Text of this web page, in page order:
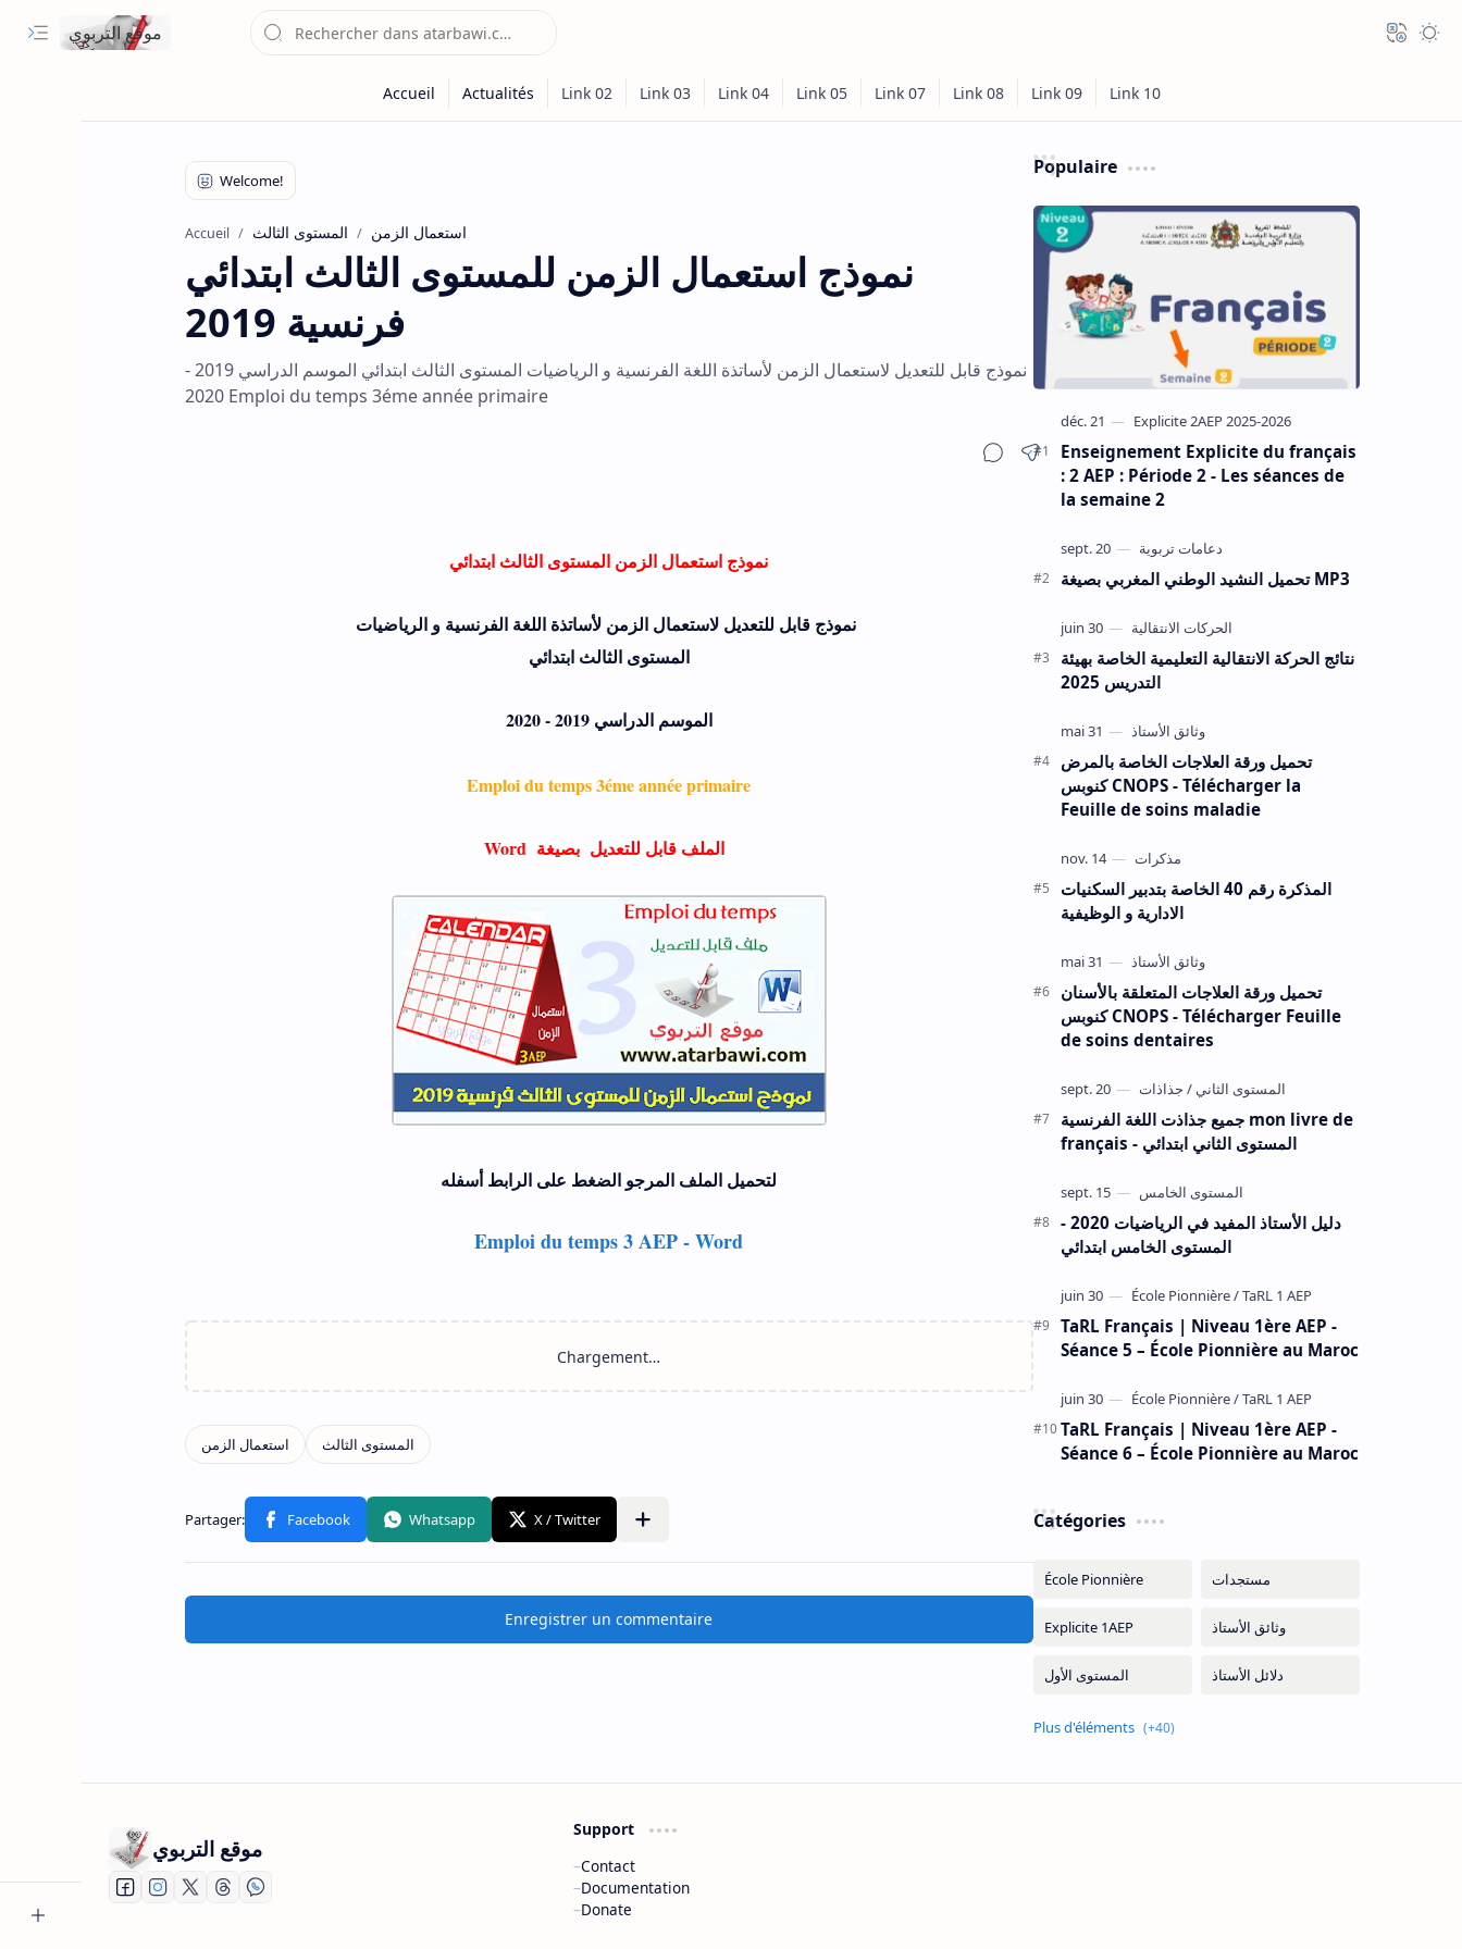
موقع التربوي
Accueil استعمال الزمن المستوى الثالث
نموذج استعمال الزمن للمستوى الثالث ابتدائي
فرنسية 2019
نموذج قابل للتعديل لاستعمال الزمن لأساتذة اللغة الفرنسية و الرياضيات المستوى الثالث ابتدائي الموسم الدراسي 2019 -
2020 Emploi du temps 3éme année primaire
نموذج استعمال الزمن المستوى الثالث ابتدائي
نموذج قابل للتعديل لاستعمال الزمن لأساتذة اللغة الفرنسية و الرياضيات
المستوى الثالث ابتدائي
الموسم الدراسي 2019 - 2020
Emploi du temps 3éme année primaire
الملف قابل للتعديل بصيغة Word
لتحميل الملف المرجو الضغط على الرابط أسفله
Emploi du temps 3 AEP - Word
Enregistrer un commentaire
Populaire
Enseignement Explicite du français
: 2 AEP : Période 2 - Les séances de
la semaine 2
تحميل النشيد الوطني المغربي بصيغة MP3
نتائج الحركة الانتقالية التعليمية الخاصة بهيئة
التدريس 2025
تحميل ورقة العلاجات الخاصة بالمرض
كنوبس CNOPS - Télécharger la
Feuille de soins maladie
المذكرة رقم 40 الخاصة بتدبير السكنيات
الادارية و الوظيفية
تحميل ورقة العلاجات المتعلقة بالأسنان
كنوبس CNOPS - Télécharger Feuille
de soins dentaires
جميع جذاذت اللغة الفرنسية mon livre de
français - المستوى الثاني ابتدائي
دليل الأستاذ المفيد في الرياضيات 2020 -
المستوى الخامس ابتدائي
TaRL Français | Niveau 1ère AEP -
Séance 5 – École Pionnière au Maroc
TaRL Français | Niveau 1ère AEP -
Séance 6 – École Pionnière au Maroc
Catégories
موقع التربوي
Support
Contact
Documentation
Donate